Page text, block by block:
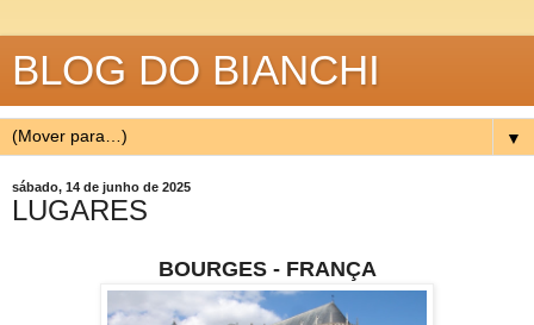
BLOG DO BIANCHI
▼
sábado, 14 de junho de 2025
LUGARES
BOURGES - FRANÇA